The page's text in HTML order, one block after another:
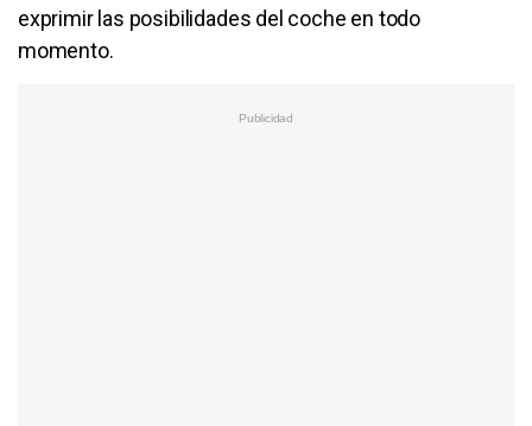
exprimir las posibilidades del coche en todo
momento.